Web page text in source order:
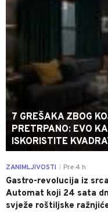
7 GREŠAKA ZBOG
PRETRPANO: EVO
ISKORISTITE
ZANIMLJIVOSTI Pre 4 h
Gastro-revolucija iz
Automat koji 24 sata
svježe roštiljske